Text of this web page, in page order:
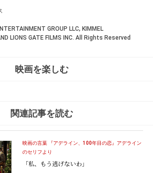
GROUP LLC, KIMMEL
LIONS GATE FILMS INC. All Rights Reserved
映画を楽しむ
関連記事を読む
映画の言葉 『アデライン、100年目の恋』アデライン
のセリフより
「私、もう逃げないわ」